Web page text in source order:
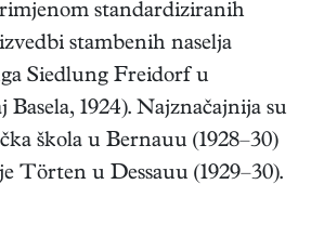
standardiziranih
stambenih naselja
Siedlung Freidorf u
1924). Najznačajnija su
škola u Bernauu (1928–30)
Törten u Dessauu (1929–30).